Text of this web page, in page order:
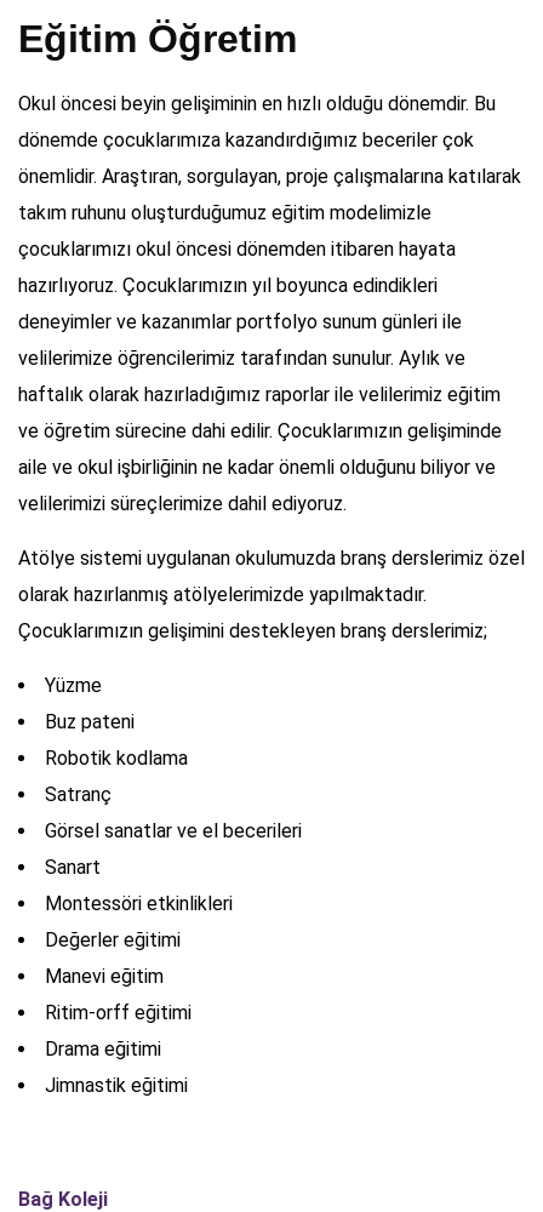
Eğitim Öğretim
Okul öncesi beyin gelişiminin en hızlı olduğu dönemdir. Bu
dönemde çocuklarımıza kazandırdığımız beceriler çok
önemlidir. Araştıran, sorgulayan, proje çalışmalarına katılarak
takım ruhunu oluşturduğumuz eğitim modelimizle
çocuklarımızı okul öncesi dönemden itibaren hayata
hazırlıyoruz. Çocuklarımızın yıl boyunca edindikleri
deneyimler ve kazanımlar portfolyo sunum günleri ile
velilerimize öğrencilerimiz tarafından sunulur. Aylık ve
haftalık olarak hazırladığımız raporlar ile velilerimiz eğitim
ve öğretim sürecine dahi edilir. Çocuklarımızın gelişiminde
aile ve okul işbirliğinin ne kadar önemli olduğunu biliyor ve
velilerimizi süreçlerimize dahil ediyoruz.
Atölye sistemi uygulanan okulumuzda branş derslerimiz özel
olarak hazırlanmış atölyelerimizde yapılmaktadır.
Çocuklarımızın gelişimini destekleyen branş derslerimiz;
Yüzme
Buz pateni
Robotik kodlama
Satranç
Görsel sanatlar ve el becerileri
Sanart
Montessöri etkinlikleri
Değerler eğitimi
Manevi eğitim
Ritim-orff eğitimi
Drama eğitimi
Jimnastik eğitimi
Bağ Koleji